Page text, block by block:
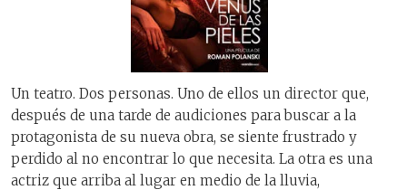
Un teatro. Dos personas. Uno de ellos un director que,
después de una tarde de audiciones para buscar a la
protagonista de su nueva obra, se siente frustrado y
perdido al no encontrar lo que necesita. La otra es una
actriz que arriba al lugar en medio de la lluvia,